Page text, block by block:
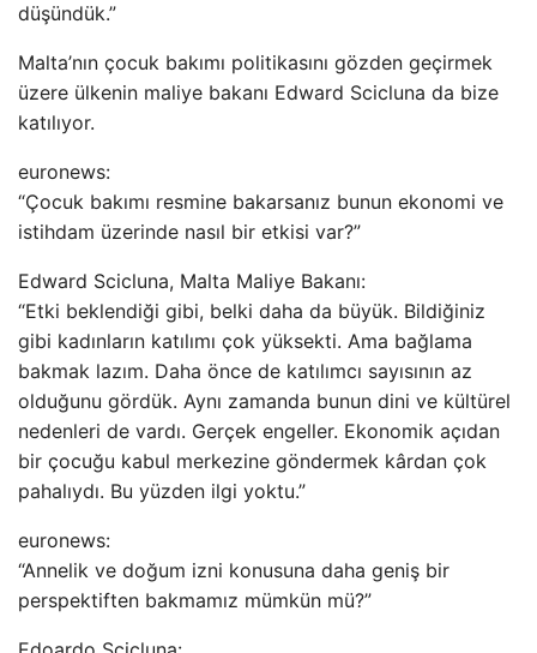
düşündük.”
Malta’nın çocuk bakımı politikasını gözden geçirmek
üzere ülkenin maliye bakanı Edward Scicluna da bize
katılıyor.
euronews:
“Çocuk bakımı resmine bakarsanız bunun ekonomi ve
istihdam üzerinde nasıl bir etkisi var?”
Edward Scicluna, Malta Maliye Bakanı:
“Etki beklendiği gibi, belki daha da büyük. Bildiğiniz
gibi kadınların katılımı çok yüksekti. Ama bağlama
bakmak lazım. Daha önce de katılımcı sayısının az
olduğunu gördük. Aynı zamanda bunun dini ve kültürel
nedenleri de vardı. Gerçek engeller. Ekonomik açıdan
bir çocuğu kabul merkezine göndermek kârdan çok
pahalıydı. Bu yüzden ilgi yoktu.”
euronews:
“Annelik ve doğum izni konusuna daha geniş bir
perspektiften bakmamız mümkün mü?”